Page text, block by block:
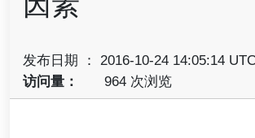
发布日期 ： 2016-10-24 14:05:14
访问量：
964 次浏览